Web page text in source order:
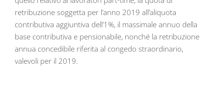
retribuzione soggetta per l’anno 2019 all’aliquota
contributiva aggiuntiva dell’1%, il massimale annuo della
base contributiva e pensionabile, nonché la retribuzione
annua concedibile riferita al congedo straordinario,
valevoli per il 2019.